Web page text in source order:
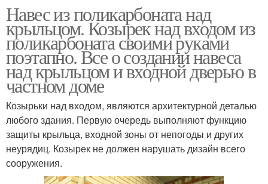
Навес на опоре Требования к навесу
Закрытый навес Козырек над дверью
Дверь из профнастила Навес из дерева
Навес из поликарбоната над
крыльцом. Козырек над входом из
поликарбоната своими руками
поэтапно. Все о создании навеса
над крыльцом и входной дверью в
частном доме
Козырьки над входом, являются архитектурной деталью
любого здания. Первую очередь выполняют функцию
защиты крыльца, входной зоны от непогоды и других
неурядиц. Козырек не должен нарушать дизайн всего
сооружения.